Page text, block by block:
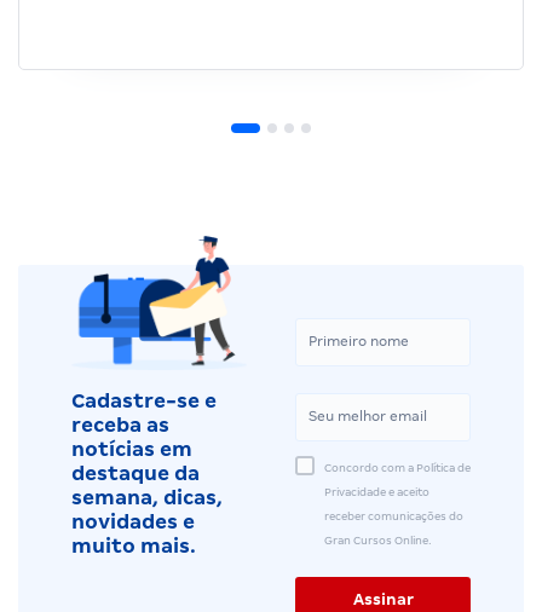
Cadastre-se e
receba as
notícias em
destaque da
semana, dicas,
novidades e
muito mais.
Concordo com a Política de
Privacidade e aceito
receber comunicações do
Gran Cursos Online.